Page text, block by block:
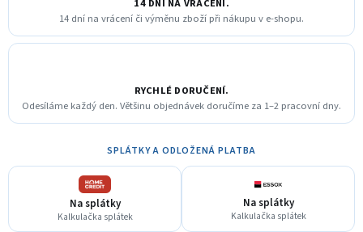
14 DNÍ NA VRÁCENÍ.
14 dní na vrácení či výměnu zboží při nákupu v e-shopu.
RYCHLÉ DORUČENÍ.
Odesíláme každý den. Většinu objednávek doručíme za 1–2 pracovní dny.
SPLÁTKY A ODLOŽENÁ PLATBA
Na splátky
Kalkulačka splátek
Na splátky
Kalkulačka splátek